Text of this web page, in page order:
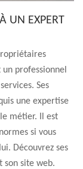
UN EXPERT
professionnel
Ses
une expertise
métier. Il est
si vous
Découvrez ses
son site web.